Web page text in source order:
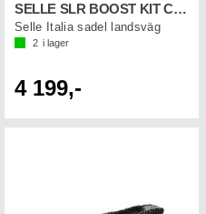
SELLE SLR BOOST KIT CARBON
Selle Italia sadel landsväg
2 i lager
4 199,-